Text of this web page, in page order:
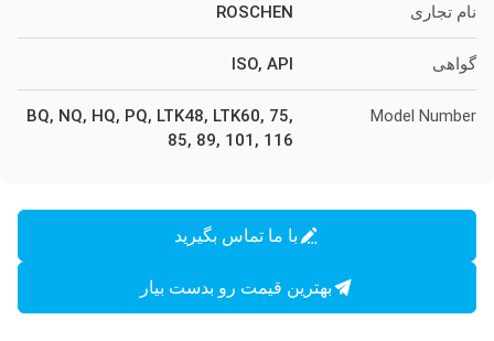
نام تجاری ROSCHEN
گواهی ISO, API
Model Number
BQ, NQ, HQ, PQ, LTK48, LTK60, 75,
85, 89, 101, 116
با ما تماس بگیرید
بهترین قیمت رو بدست بیار